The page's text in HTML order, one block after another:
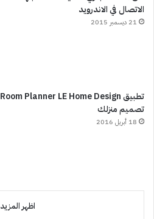
الاتصال في الاندرويد
21 ديسمبر 2015
تطبيق Room Planner LE Home Design
تصميم منزلك
18 أبريل 2016
اظهر المزيد